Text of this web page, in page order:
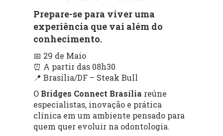
Prepare-se para viver uma
experiência que vai além do
conhecimento.
📅 29 de Maio
⏰ A partir das 08h30
📍 Brasília/DF – Steak Bull
O Bridges Connect Brasília reúne
especialistas, inovação e prática
clínica em um ambiente pensado para
quem quer evoluir na odontologia.